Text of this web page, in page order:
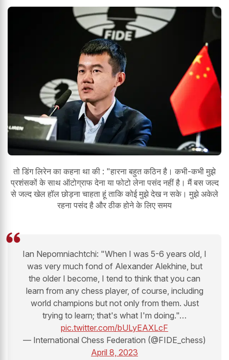
तो डिंग लिरेन का कहना था की : "हारना बहुत कठिन है। कभी-कभी मुझे
प्रशंसकों के साथ ऑटोग्राफ देना या फोटो लेना पसंद नहीं है। मैं बस जल्द
से जल्द खेल हॉल छोड़ना चाहता हूं ताकि कोई मुझे देख न सके। मुझे अकेले
रहना पसंद है और ठीक होने के लिए समय
Ian Nepomniachtchi: "When I was 5-6 years old, I
was very much fond of Alexander Alekhine, but
the older I become, I tend to think that you can
learn from any chess player, of course, including
world champions but not only from them. Just
trying to learn; that's what I'm doing."…
pic.twitter.com/bULyEAXLcF
— International Chess Federation (@FIDE_chess)
April 8, 2023